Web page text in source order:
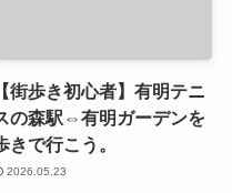
【街歩き初心者】有明テニ
の森駅⇔有明ガーデンを
きで行こう。
2026.05.23